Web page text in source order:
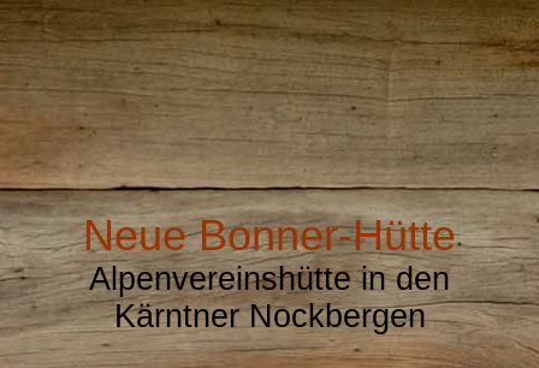
Neue Bonner-Hütte
Alpenvereinshütte in den
Kärntner Nockbergen